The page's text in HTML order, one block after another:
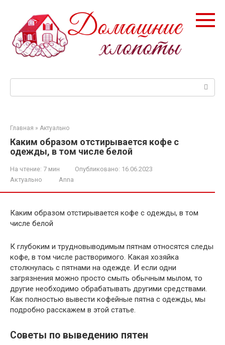
контенту
Главная » Актуально
Каким образом отстирывается кофе с
одежды, в том числе белой
На чтение: 7 мин Опубликовано: 16.06.2023
Актуально
Anna
Каким образом отстирывается кофе с одежды, в том
числе белой
К глубоким и трудновыводимым пятнам относятся следы
кофе, в том числе растворимого. Какая хозяйка
столкнулась с пятнами на одежде. И если одни
загрязнения можно просто смыть обычным мылом, то
другие необходимо обрабатывать другими средствами.
Как полностью вывести кофейные пятна с одежды, мы
подробно расскажем в этой статье.
Советы по выведению пятен